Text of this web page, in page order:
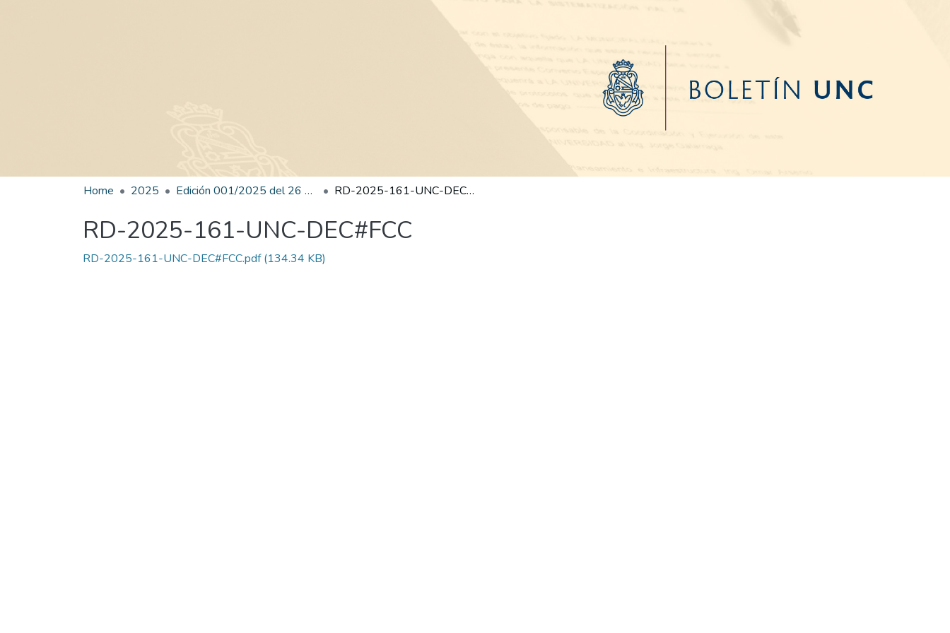
Home 2025 Edición 001/2025 del 26 de mayo de 2025 RD-2025-161-UNC-DEC#FCC
RD-2025-161-UNC-DEC#FCC
RD-2025-161-UNC-DEC#FCC.pdf(134.34 KB)